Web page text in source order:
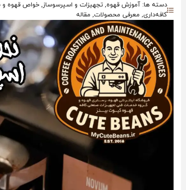
دسته ها: آموزش قهوه, تجهیزات و اسپرسوساز, خواص قهوه و
کافه‌داری, معرفی محصولات, مقاله